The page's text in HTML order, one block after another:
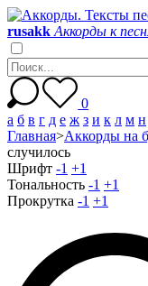
rusakk Аккорды к
0
а б в г д е ж з и к л м н
Главная>Аккорды на
случилось
Шрифт -1 +1
Тональность -1 +1
Прокрутка -1 +1